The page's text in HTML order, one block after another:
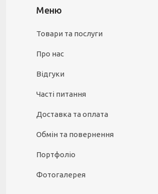
Товари та послуги
Про нас
Відгуки
Часті питання
Доставка та оплата
Обмін та повернення
Портфоліо
Фотогалерея